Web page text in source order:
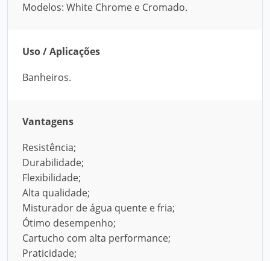
Modelos: White Chrome e Cromado.
Uso / Aplicações
Banheiros.
Vantagens
Resistência;
Durabilidade;
Flexibilidade;
Alta qualidade;
Misturador de água quente e fria;
Ótimo desempenho;
Cartucho com alta performance;
Praticidade;